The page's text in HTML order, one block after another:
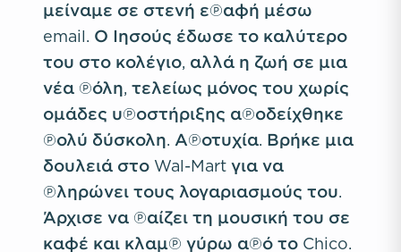
μείναμε σε στενή επαφή μέσω
email. Ο Ιησούς έδωσε το καλύτερο
του στο κολέγιο, αλλά η ζωή σε μια
νέα πόλη, τελείως μόνος του χωρίς
ομάδες υποστήριξης αποδείχθηκε
πολύ δύσκολη. Αποτυχία. Βρήκε μια
δουλειά στο Wal-Mart για να
πληρώνει τους λογαριασμούς του.
Άρχισε να παίζει τη μουσική του σε
καφέ και κλαμπ γύρω από το Chico.